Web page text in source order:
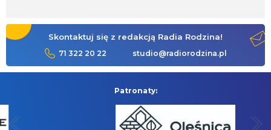
Skontaktuj się z redakcją Radia Rodzina!
71 322 20 22 studio@radiorodzina.pl
Patronaty: